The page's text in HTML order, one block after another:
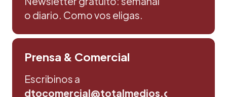
o diario. Como vos eligas.
Prensa & Comercial
Escribinos a
dtocomercial@totalmedios.com